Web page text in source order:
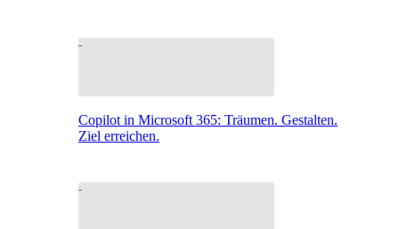
Copilot in Microsoft 365: Träumen. Gestalten.
Ziel erreichen.